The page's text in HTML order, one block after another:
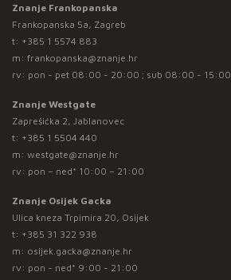
Znanje Frankopanska
Frankopanska 5a, Zagreb
t: +385 1 5574 883
m: frankopanska@znanje.hr
rv: pon - pet 08:00 - 20:00 ; sub 08:00 - 15:00
Znanje Westgate
Zaprešićka 2, Jablanovec
t: +385 1 5504 440
m: westgate@znanje.hr
rv: pon – ned* 10:00 – 21:00
Znanje Osijek Gacka
Ulica kneza Trpimira 20, Osijek
t: +385 31 322 938
m: osijek.gacka@znanje.hr
rv: pon - ned* 9:00 - 21:00